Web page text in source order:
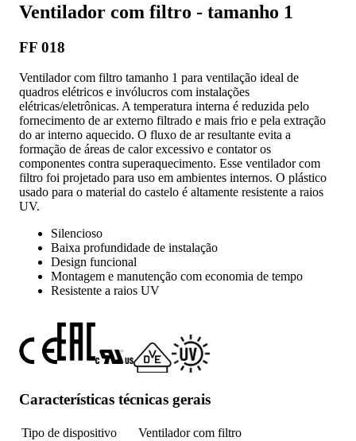
Ventilador com filtro - tamanho 1
FF 018
Ventilador com filtro tamanho 1 para ventilação ideal de
quadros elétricos e invólucros com instalações
elétricas/eletrônicas. A temperatura interna é reduzida pelo
fornecimento de ar externo filtrado e mais frio e pela extração
do ar interno aquecido. O fluxo de ar resultante evita a
formação de áreas de calor excessivo e contator os
componentes contra superaquecimento. Esse ventilador com
filtro foi projetado para uso em ambientes internos. O plástico
usado para o material do castelo é altamente resistente a raios
UV.
Silencioso
Baixa profundidade de instalação
Design funcional
Montagem e manutenção com economia de tempo
Resistente a raios UV
Características técnicas gerais
Tipo de dispositivo Ventilador com filtro